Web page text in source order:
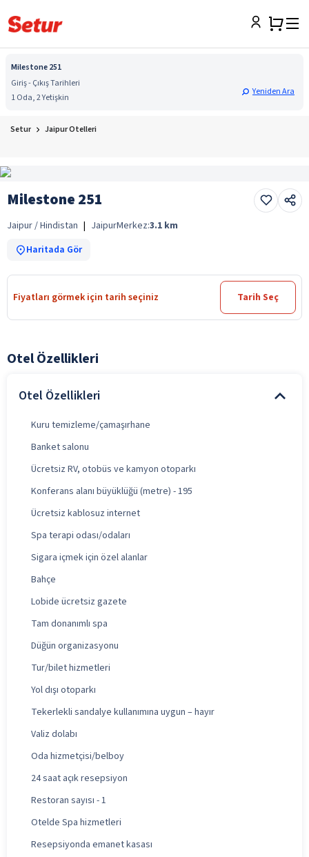
Milestone 251
Giriş - Çıkış Tarihleri
1 Oda, 2 Yetişkin
Yeniden Ara
Setur Jaipur Otelleri
Milestone 251
Jaipur / Hindistan | JaipurMerkez:3.1 km
Haritada Gör
Fiyatları görmek için tarih seçiniz Tarih Seç
Otel Özellikleri
Otel Özellikleri
Kuru temizleme/çamaşırhane
Banket salonu
Ücretsiz RV, otobüs ve kamyon otoparkı
Konferans alanı büyüklüğü (metre) - 195
Ücretsiz kablosuz internet
Spa terapi odası/odaları
Sigara içmek için özel alanlar
Bahçe
Lobide ücretsiz gazete
Tam donanımlı spa
Düğün organizasyonu
Tur/bilet hizmetleri
Yol dışı otoparkı
Tekerlekli sandalye kullanımına uygun – hayır
Valiz dolabı
Oda hizmetçisi/belboy
24 saat açık resepsiyon
Restoran sayısı - 1
Otelde Spa hizmetleri
Resepsiyonda emanet kasası